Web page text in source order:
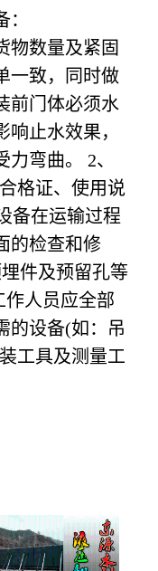
物数量及紧固
一致，同时做
前门体必须水
止水效果，
弯曲。 2、
格证、使用说
备在运输过程
的检查和修
件及预留孔等
作人员应全部
的设备(如：吊
工具及测量工